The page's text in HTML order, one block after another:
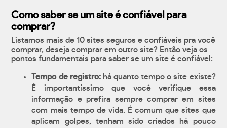
Como saber se um site é confiável para
comprar?
Listamos mais de 10 sites seguros e confiáveis pra você
comprar, deseja comprar em outro site? Então veja os
pontos fundamentais para saber se um site é confiável:
Tempo de registro:há quanto tempo o site existe?
É importantíssimo que você verifique essa
informação e prefira sempre comprar em sites
com mais tempo de vida. É comum que sites que
aplicam golpes, tenham sido criados há pouco